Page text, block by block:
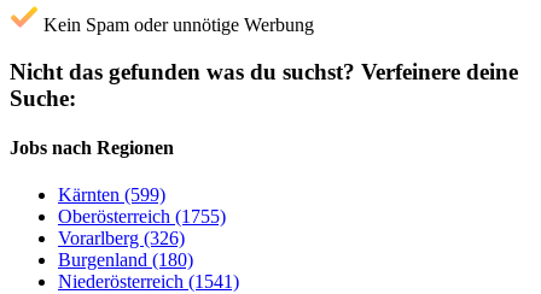
Kein Spam oder unnötige Werbung
Nicht das gefunden was du suchst? Verfeinere deine
Suche:
Jobs nach Regionen
Kärnten (599)
Oberösterreich (1755)
Vorarlberg (326)
Burgenland (180)
Niederösterreich (1541)